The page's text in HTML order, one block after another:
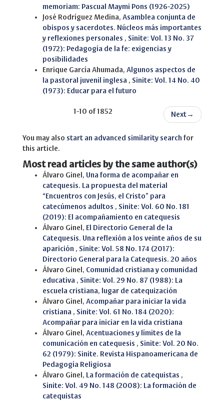
memoriam: Pascual Maymi Pons (1926-2025)
José Rodríguez Medina, Asamblea conjunta de
obispos y sacerdotes. Núcleos más importantes
y reflexiones personales , Sinite: Vol. 13 No. 37
(1972): Pedagogía de la fe: exigencias y
posibilidades
Enrique García Ahumada, Algunos aspectos de
la pastoral juvenil inglesa , Sinite: Vol. 14 No. 40
(1973): Educar para el futuro
1-10 of 1852 Next →
You may also start an advanced similarity search for
this article.
Most read articles by the same author(s)
Álvaro Ginel, Una forma de acompañar en
catequesis. La propuesta del material
“Encuentros con Jesús, el Cristo” para
catecúmenos adultos , Sinite: Vol. 60 No. 181
(2019): El acompañamiento en catequesis
Álvaro Ginel, El Directorio General de la
Catequesis. Una reflexión a los veinte años de su
aparición , Sinite: Vol. 58 No. 174 (2017):
Directorio General para la Catequesis. 20 años
Álvaro Ginel, Comunidad cristiana y comunidad
educativa , Sinite: Vol. 29 No. 87 (1988): La
escuela cristiana, lugar de catequización
Álvaro Ginel, Acompañar para iniciar la vida
cristiana , Sinite: Vol. 61 No. 184 (2020):
Acompañar para iniciar en la vida cristiana
Álvaro Ginel, Acentuaciones y límites de la
comunicación en catequesis , Sinite: Vol. 20 No.
62 (1979): Sinite. Revista Hispanoamericana de
Pedagogía Religiosa
Álvaro Ginel, La formación de catequistas ,
Sinite: Vol. 49 No. 148 (2008): La formación de
catequistas